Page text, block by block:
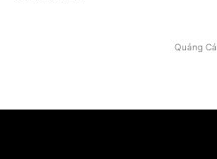
Quảng